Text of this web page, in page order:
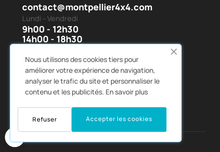
contact@montpellier4x4.com
Lundi - Vendredi
9h00 - 12h30
14h00 - 18h30
(Sauf Vendredi 9h00 - 12h30
14h00 - 18h00)
voir la carte
Nous utilisons des cookies tiers pour
améliorer votre expérience de navigation,
analyser le trafic du site et personnaliser le
contenu et les publicités. En savoir plus
Accepter les cookies
Refuser